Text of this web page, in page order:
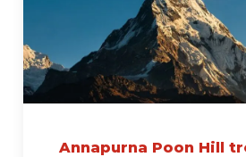
Annapurna Poon Hill